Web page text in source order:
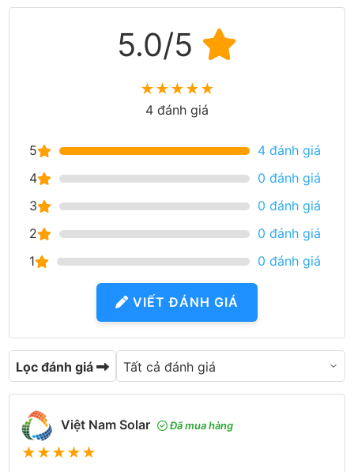
5.0/5
★★★★★
4 đánh giá
5
4 đánh giá
4
0 đánh giá
3
0 đánh giá
2
0 đánh giá
1
0 đánh giá
VIẾT ĐÁNH GIÁ
Lọc đánh giá
Việt Nam Solar Đã mua hàng
★★★★★